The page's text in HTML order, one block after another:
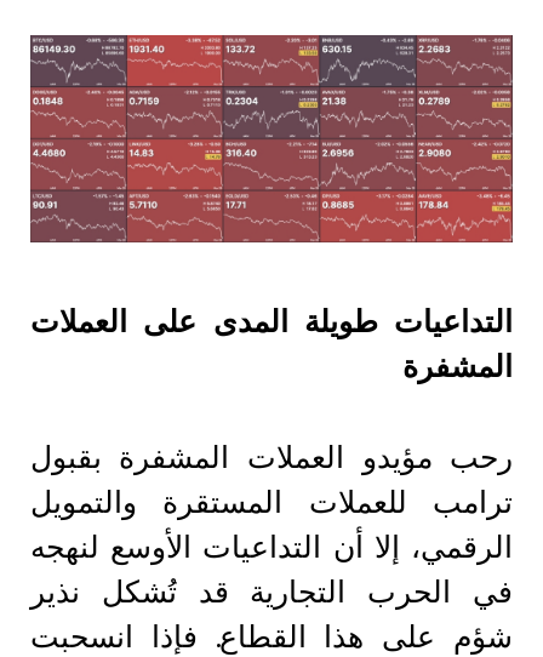
التداعيات طويلة المدى على العملات
المشفرة
رحب مؤيدو العملات المشفرة بقبول
ترامب للعملات المستقرة والتمويل
الرقمي، إلا أن التداعيات الأوسع لنهجه
في الحرب التجارية قد تُشكل نذير
شؤم على هذا القطاع. فإذا انسحبت